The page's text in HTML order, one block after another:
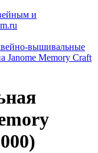
вышивальные
Memory Craft